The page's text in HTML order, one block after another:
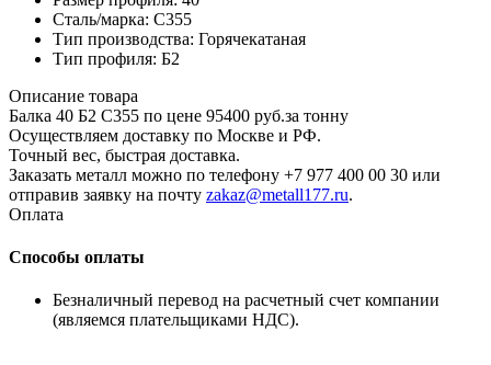
Сталь/марка: С355
Тип производства: Горячекатаная
Тип профиля: Б2
Описание товара
Балка 40 Б2 С355 по цене 95400 руб.за тонну
Осуществляем доставку по Москве и РФ.
Точный вес, быстрая доставка.
Заказать металл можно по телефону +7 977 400 00 30 или
отправив заявку на почту zakaz@metall177.ru.
Оплата
Способы оплаты
Безналичный перевод на расчетный счет компании
(являемся плательщиками НДС).